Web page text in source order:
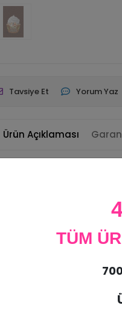
Tavsiye Et Yorum Yaz
Ürün Açıklaması
kısmından iç içe geçirilerek
uygundur.
kabul edilmemektedir.
TÜM